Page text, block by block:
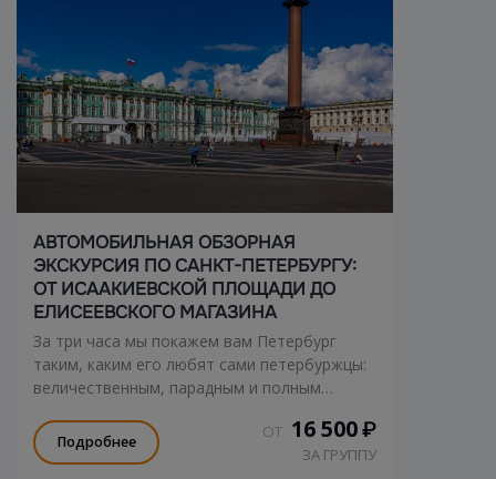
АВТОМОБИЛЬНАЯ ОБЗОРНАЯ
ЭКСКУРСИЯ ПО САНКТ-ПЕТЕРБУРГУ:
ОТ ИСААКИЕВСКОЙ ПЛОЩАДИ ДО
ЕЛИСЕЕВСКОГО МАГАЗИНА
За три часа мы покажем вам Петербург
таким, каким его любят сами петербуржцы:
величественным, парадным и полным
Подробнее ОТ 16 500₽
ЗА ГРУППУ